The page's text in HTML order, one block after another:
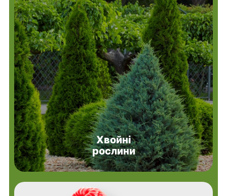
Хвойні
рослини